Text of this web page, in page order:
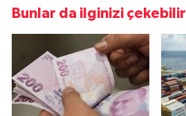
Bunlar da ilginizi çekebilir